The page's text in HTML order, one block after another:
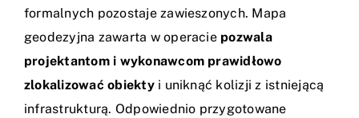
formalnych pozostaje zawieszonych. Mapa
geodezyjna zawarta w operacie pozwala
projektantom i wykonawcom prawidłowo
zlokalizować obiektyi uniknąć kolizji z istniejącą
infrastrukturą. Odpowiednio przygotowane